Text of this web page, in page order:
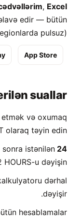
, Excel
edir — bütün
pulsuz).
App Store
suallar
və oxumaq
olaraq təyin edin.
24 saatlıq vaxtı 12 saata necə çevirə bilərəm?
sonra istənilən
HOURS-u dəyişin.
dərhal
dəyişir.
hesablamalar